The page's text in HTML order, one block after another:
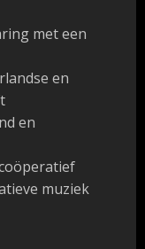
met een
en
en
muziek